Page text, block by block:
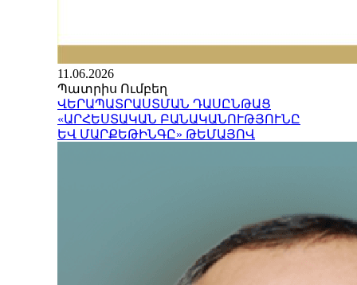
11.06.2026
Պատրիս Ումբեղ
ՎԵՐԱՊԱՏՐԱՍՏՄԱՆ ԴԱՍԸՆԹԱՑ
«ԱՐՀԵՍՏԱԿԱՆ ԲԱՆԱԿԱՆՈՒԹՅՈՒՆԸ
ԵՎ ՄԱՐՔԵԹԻՆԳԸ» ԹԵՄԱՅՈՎ